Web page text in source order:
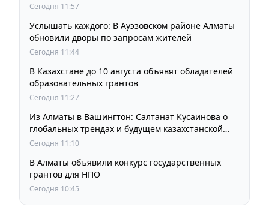
Сегодня 11:57
Услышать каждого: В Ауэзовском районе Алматы
обновили дворы по запросам жителей
Сегодня 11:44
В Казахстане до 10 августа объявят обладателей
образовательных грантов
Сегодня 11:27
Из Алматы в Вашингтон: Салтанат Кусаинова о
глобальных трендах и будущем казахстанской
школы
Сегодня 11:10
В Алматы объявили конкурс государственных
грантов для НПО
Сегодня 10:45